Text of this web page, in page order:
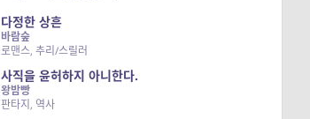
다정한 상흔
바람숲
로맨스, 추리/스릴러
사직을 윤허하지 아니한다.
왕밤빵
판타지, 역사